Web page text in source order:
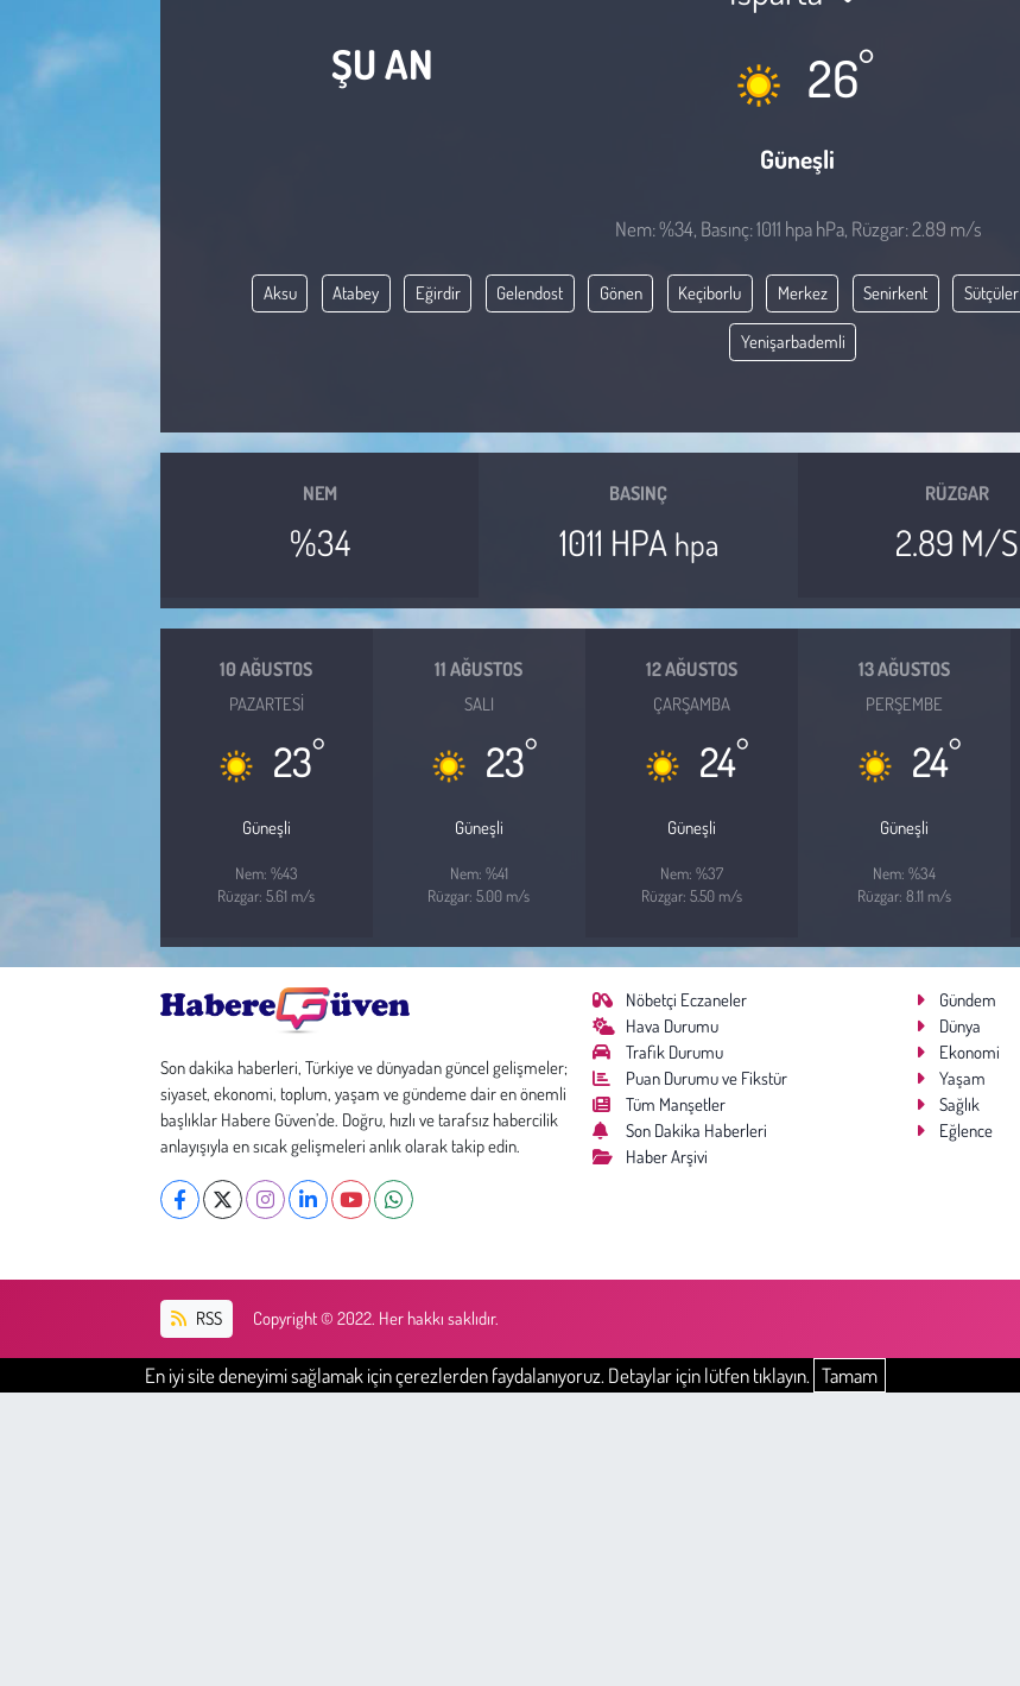
ŞU AN 26°
Güneşli
Nem: %34, Basınç: 1011 hpa hPa, Rüzgar: 2.89 m/s
Aksu Atabey Eğirdir Gelendost Gönen Keçiborlu Merkez Senirkent Sütçüler
Yenişarbademli
NEM
%34
BASINÇ
1011 HPA hpa
RÜZGAR
2.89 M/S
10 AĞUSTOS
PAZARTESI
23°
Güneşli
Nem: %43
Rüzgar: 5.61 m/s
11 AĞUSTOS
SALI
23°
Güneşli
Nem: %41
Rüzgar: 5.00 m/s
12 AĞUSTOS
ÇARŞAMBA
24°
Güneşli
Nem: %37
Rüzgar: 5.50 m/s
13 AĞUSTOS
PERŞEMBE
24°
Güneşli
Nem: %34
Rüzgar: 8.11 m/s
Son dakika haberleri, Türkiye ve dünyadan güncel gelişmeler;
siyaset, ekonomi, toplum, yaşam ve gündeme dair en önemli
başlıklar Habere Güven’de. Doğru, hızlı ve tarafsız habercilik
anlayışıyla en sıcak gelişmeleri anlık olarak takip edin.
Nöbetçi Eczaneler
Hava Durumu
Trafik Durumu
Puan Durumu ve Fikstür
Tüm Manşetler
Son Dakika Haberleri
Haber Arşivi
Gündem
Dünya
Ekonomi
Yaşam
Sağlık
Eğlence
RSS Copyright © 2022. Her hakkı saklıdır.
En iyi site deneyimi sağlamak için çerezlerden faydalanıyoruz. Detaylar için lütfen tıklayın. Tamam
Sağlık
Spor
Hukuk